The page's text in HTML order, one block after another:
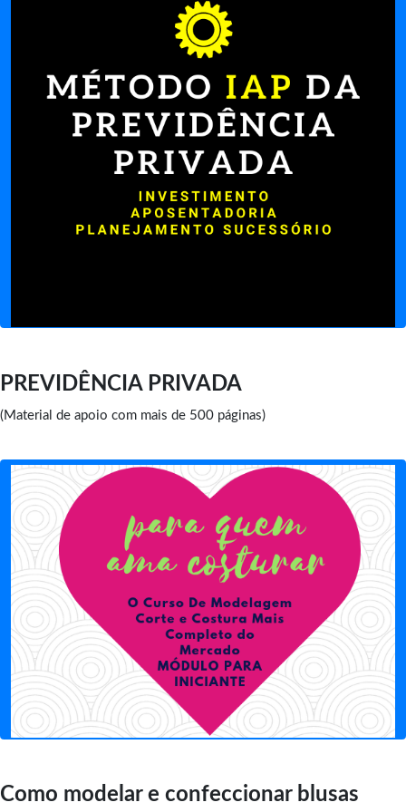
PREVIDÊNCIA PRIVADA
(Material de apoio com mais de 500 páginas)
Como modelar e confeccionar blusas